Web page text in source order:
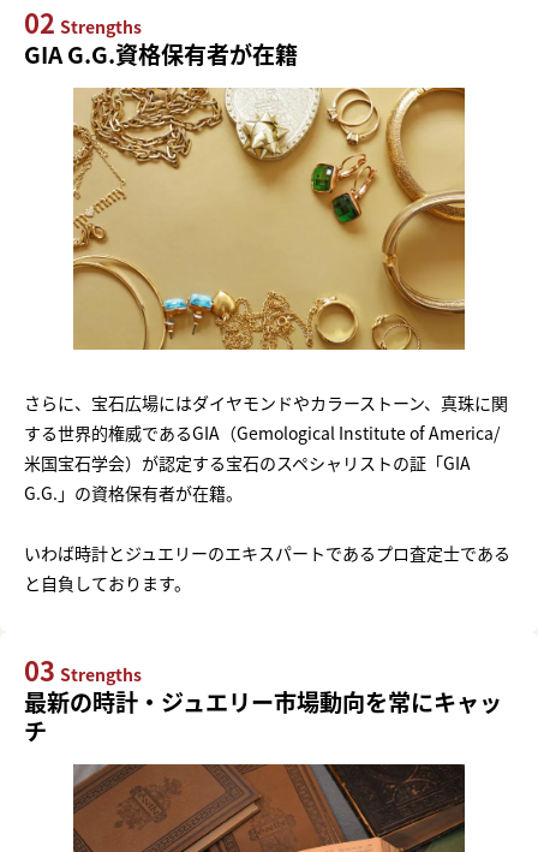
02 Strengths
GIA G.G.資格保有者が在籍
さらに、宝石広場にはダイヤモンドやカラーストーン、真珠に関
する世界的権威であるGIA（Gemological Institute of America/
米国宝石学会）が認定する宝石のスペシャリストの証「GIA
G.G.」の資格保有者が在籍。
いわば時計とジュエリーのエキスパートであるプロ査定士である
と自負しております。
03 Strengths
最新の時計・ジュエリー市場動向を常にキャッ
チ